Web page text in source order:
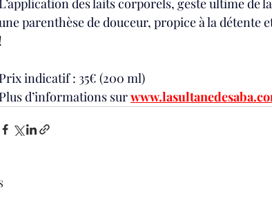
parenthèse de douceur, propice à la détente
!
Prix indicatif : 35€ (200 ml)
Plus d’informations sur